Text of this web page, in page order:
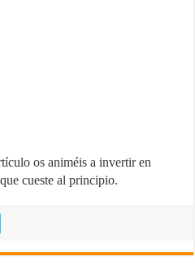
os animéis a invertir en
cueste al principio.